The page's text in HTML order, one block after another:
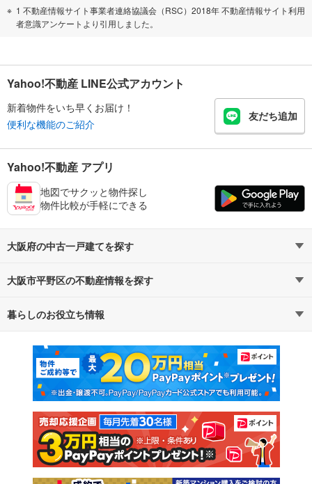
1 不動産情報サイト事業者連絡協議会（RSC）2018年 不動産情報サイト利用
者意識アンケートより引用しました。
Yahoo!不動産 LINE公式アカウント
新着物件をいち早くお届け！
便利な機能のご紹介
友だち追加
Yahoo!不動産 アプリ
地図でサクッと物件探し
物件比較が手軽にできる
大阪府の中古一戸建てを探す
路線・駅から探す
通勤・通学時間から探す
大阪市平野区の不動産情報を探す
不動産・住宅
新築マンション 中古マンション
新築一戸建て 中古一戸建て
注文住宅 土地
売却査定
暮らしのお役立ち情報
マンションカタログ 教えて！住まいの先生